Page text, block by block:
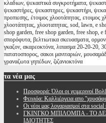
κλαδιων, ψεκαστικά συγκροτήματα,
ψεκαστήρες, ψεκαστηρες, ψεκαστήρι,
προπιεσης, έτοιμος χλοοτάπητας, ετοιμος
χλοοτάπητας, χλοοταπητας, sod, lawn, e
shop garden, free shop garden, free shop, e
σπορόφυτα, βελτιωτικα σκευασματα,
γκαζον, ακαρεοκτόνα, λιπασμα 20-20-20,
πατατοσπορος, σακοι μανιταριών,
γραναζωτα γηπέδων, ζιζανιοκτόνα
τα νέα μας
Προσφορά: Όλοι οι χειμερινοί
Φειγιόα: Καλλιέργεια απο
Oι νέοι μας λογαριασμοί στα social
ΓΚΙΝΓΚΟ ΜΠΙΛΟΜΠΑ - ΤΟ
ΙΔΙΟΤΗΤΕΣ